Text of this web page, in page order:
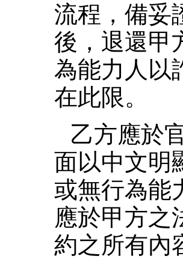
流程，備妥
後，退還甲
為能力人以
在此限。
乙方應於
面以中文明
或無行為能
應於甲方之
約之所有內